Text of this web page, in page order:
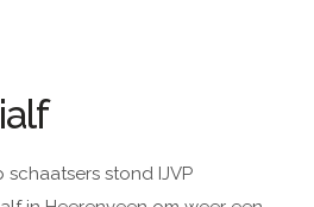
stond IJVP